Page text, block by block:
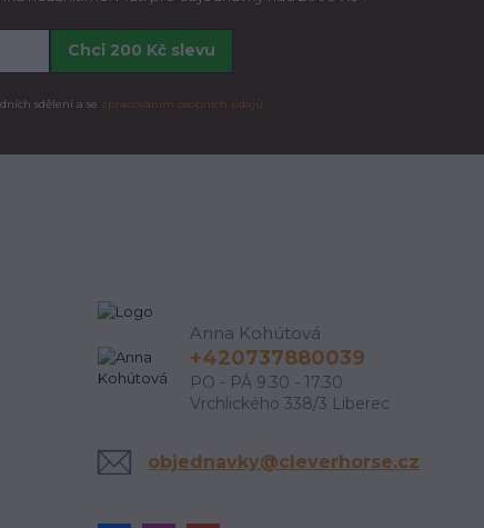
Chci 200 Kč slevu
sdělení a se zpracováním osobních údajů.
Anna Kohútová
+420737880039
PO - PÁ 9.30 - 17.30
Vrchlického 338/3 Liberec
objednavky@cleverhorse.cz